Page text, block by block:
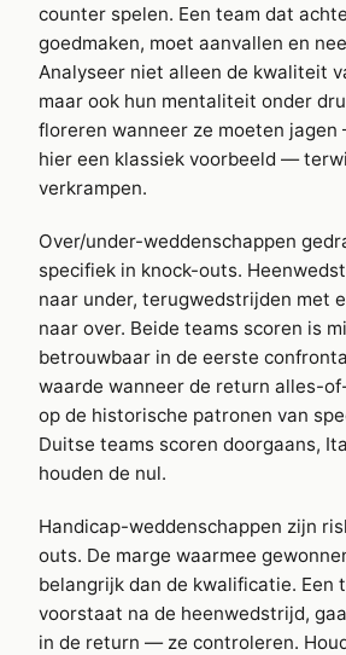
counter spelen. Een team dat
goedmaken, moet aanvallen en
Analyseer niet alleen de kwaliteit
maar ook hun mentaliteit onder
floreren wanneer ze moeten
hier een klassiek voorbeeld —
verkrampen.
Over/under-weddenschappen
specifiek in knock-outs.
naar under, terugwedstrijden met
naar over. Beide teams scoren is
betrouwbaar in de eerste
waarde wanneer de return alles-
op de historische patronen van
Duitse teams scoren doorgaans,
houden de nul.
Handicap-weddenschappen zijn
outs. De marge waarmee
belangrijk dan de kwalificatie. Een
voorstaat na de heenwedstrijd,
in de return — ze controleren.